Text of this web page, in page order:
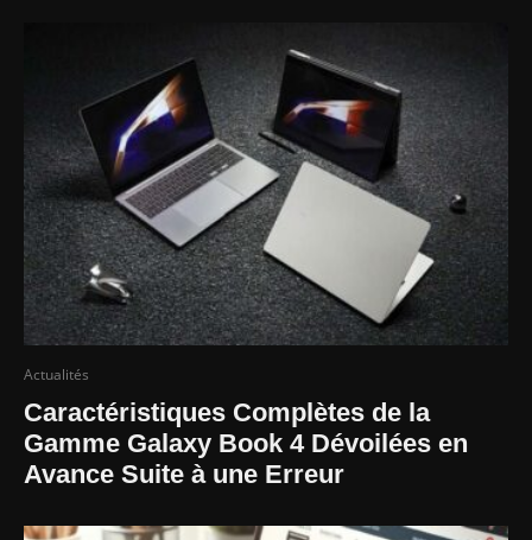
Actualités
Caractéristiques Complètes de la
Gamme Galaxy Book 4 Dévoilées en
Avance Suite à une Erreur